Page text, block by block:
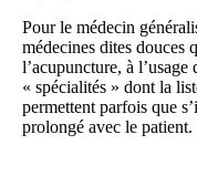
Pour le médecin
médecines dites douces
l’acupuncture, à l’usage
« spécialités » dont la
permettent parfois que
prolongé avec le patient.